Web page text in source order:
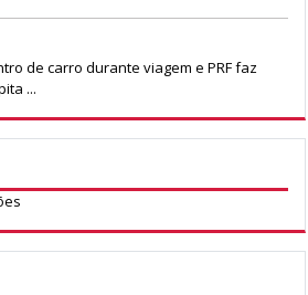
de carro durante viagem e PRF faz
...